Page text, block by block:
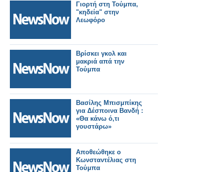
Γιορτή στη Τούμπα,
"κηδεία" στην
Λεωφόρο
Βρίσκει γκολ και
μακριά απά την
Τούμπα
Βασίλης Μπισμπίκης
για Δέσποινα Βανδή :
«Θα κάνω ό,τι
γουστάρω»
Αποθεώθηκε ο
Κωνσταντέλιας στη
Τούμπα